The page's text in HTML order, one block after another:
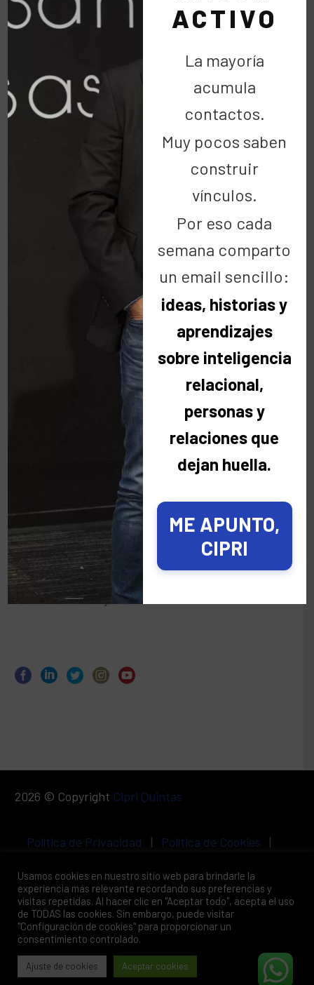
Buscar
Categorías
Últimas noticias
No quiero que me recuerdes mañana.
Quiero acordarme de ti hoy ☀️
Hay personas que viven a miles de
kilómetros y, aun así, las sentimos cerca
12 junio 2026
Los búhos también construyen imperios
18 mayo 2026
2026 © Copyright Cipri Quintas
Política de Privacidad | Política de Cookies |
Usamos cookies en nuestro sitio web para brindarle la
experiencia más relevante recordando sus preferencias y
visitas repetidas. Al hacer clic en "Aceptar todo", acepta el uso
de TODAS las cookies. Sin embargo, puede visitar
"Configuración de cookies" para proporcionar un
consentimiento controlado.
Ajuste de cookies Aceptar cookies
ACTIVO
La mayoría
acumula
contactos.
Muy pocos saben
construir
vínculos.
Por eso cada
semana comparto
un email sencillo:
ideas, historias y
aprendizajes
sobre inteligencia
relacional,
personas y
relaciones que
dejan huella.
ME APUNTO,
CIPRI